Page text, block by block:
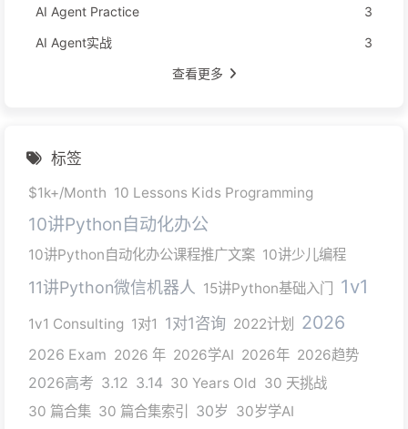
AI Agent Practice
3
AI Agent实战
3
查看更多
标签
$1k+/Month 10 Lessons Kids Programming
10讲Python自动化办公
10讲Python自动化办公课程推广文案 10讲少儿编程
11讲Python微信机器人 15讲Python基础入门 1v1
1v1 Consulting 1对1 1对1咨询 2022计划 2026
2026 Exam 2026 年 2026学AI 2026年 2026趋势
2026高考 3.12 3.14 30 Years Old 30 天挑战
30 篇合集 30 篇合集索引 30岁 30岁学AI